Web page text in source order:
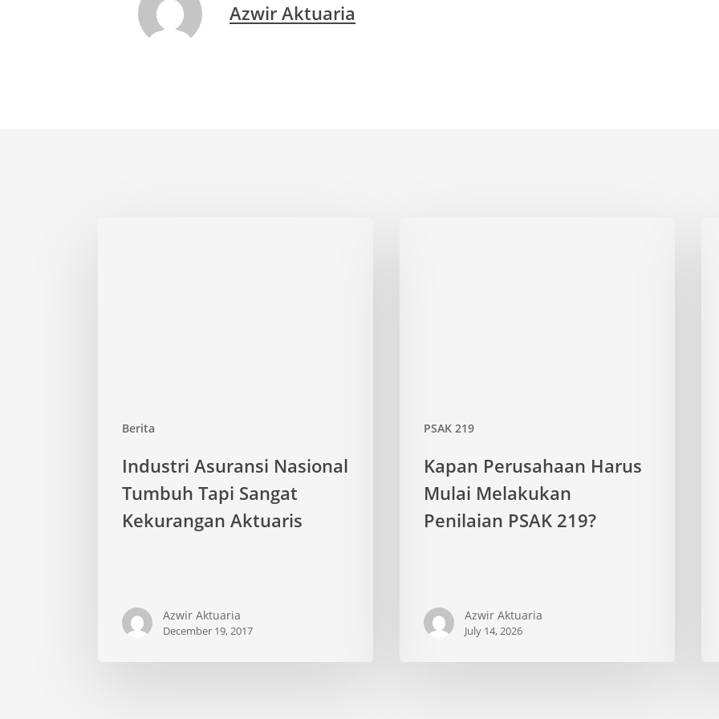
Azwir Aktuaria
Berita
Industri Asuransi Nasional
Tumbuh Tapi Sangat
Kekurangan Aktuaris
Azwir Aktuaria
December 19, 2017
PSAK 219
Kapan Perusahaan Harus
Mulai Melakukan
Penilaian PSAK 219?
Azwir Aktuaria
July 14, 2026